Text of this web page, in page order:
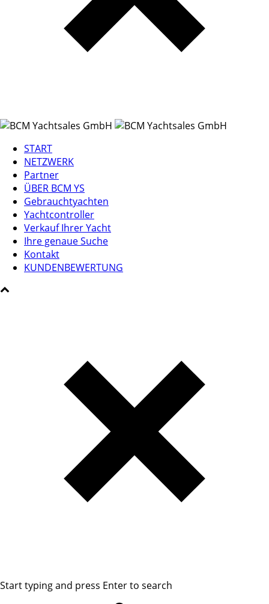
START
NETZWERK
Partner
ÜBER BCM YS
Gebrauchtyachten
Yachtcontroller
Verkauf Ihrer Yacht
Ihre genaue Suche
Kontakt
KUNDENBEWERTUNG
Start typing and press Enter to search